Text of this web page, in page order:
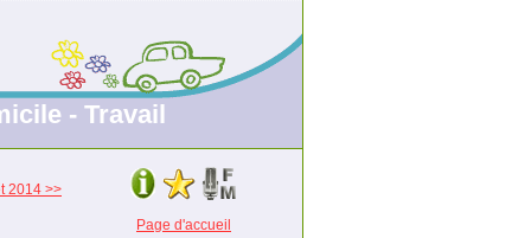
- Travail
2014 >>
Page d'accueil